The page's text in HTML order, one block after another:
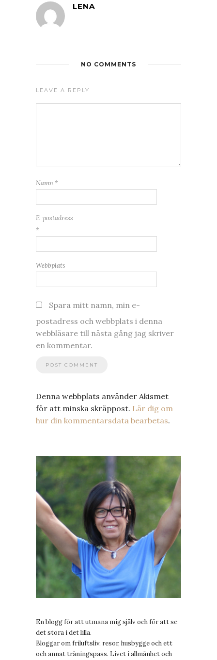
LENA
NO COMMENTS
LEAVE A REPLY
Namn *
E-postadress
*
Webbplats
Spara mitt namn, min e-
postadress och webbplats i denna
webbläsare till nästa gång jag skriver
en kommentar.
Denna webbplats använder Akismet
för att minska skräppost. Lär dig om
hur din kommentarsdata bearbetas.
En blogg för att utmana mig själv och för att se
det stora i det lilla.
Bloggar om friluftsliv, resor, husbygge och ett
och annat träningspass. Livet i allmänhet och